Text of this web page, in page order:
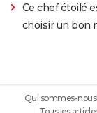
Ce chef étoilé
choisir un bon
Qui sommes-nous